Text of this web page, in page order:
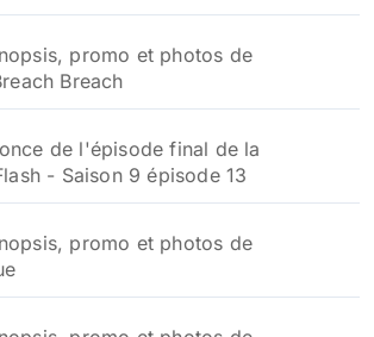
promo et photos de
Breach
de l'épisode final de la
- Saison 9 épisode 13
promo et photos de